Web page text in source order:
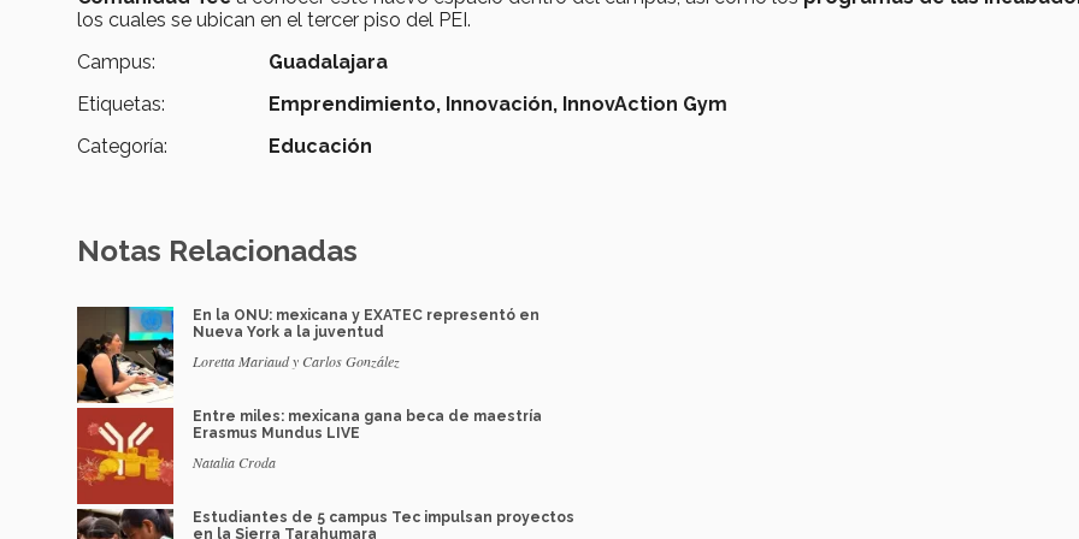
los cuales se ubican en el tercer piso del PEI.
Campus:
Guadalajara
Etiquetas:
Emprendimiento, Innovación, InnovAction Gym
Categoría:
Educación
Notas Relacionadas
En la ONU: mexicana y EXATEC representó en
Nueva York a la juventud
Loretta Mariaud y Carlos González
Entre miles: mexicana gana beca de maestría
Erasmus Mundus LIVE
Natalia Croda
Estudiantes de 5 campus Tec impulsan proyectos
en la Sierra Tarahumara